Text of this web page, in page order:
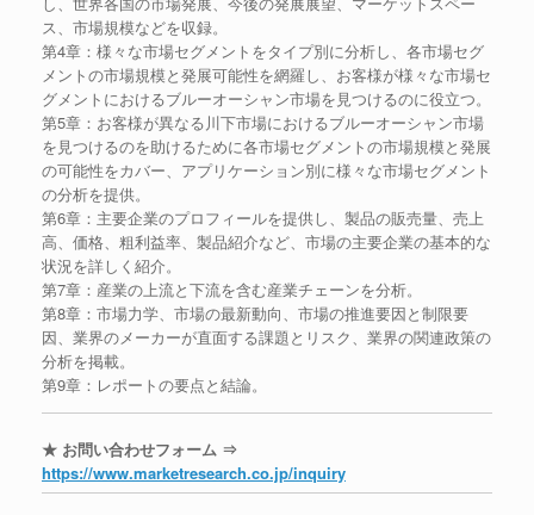
ス、市場規模などを収録。
第4章：様々な市場セグメントをタイプ別に分析し、各市場セグ
メントの市場規模と発展可能性を網羅し、お客様が様々な市場セ
グメントにおけるブルーオーシャン市場を見つけるのに役立つ。
第5章：お客様が異なる川下市場におけるブルーオーシャン市場
を見つけるのを助けるために各市場セグメントの市場規模と発展
の可能性をカバー、アプリケーション別に様々な市場セグメント
の分析を提供。
第6章：主要企業のプロフィールを提供し、製品の販売量、売上
高、価格、粗利益率、製品紹介など、市場の主要企業の基本的な
状況を詳しく紹介。
第7章：産業の上流と下流を含む産業チェーンを分析。
第8章：市場力学、市場の最新動向、市場の推進要因と制限要
因、業界のメーカーが直面する課題とリスク、業界の関連政策の
分析を掲載。
第9章：レポートの要点と結論。
★ お問い合わせフォーム ⇒
https://www.marketresearch.co.jp/inquiry